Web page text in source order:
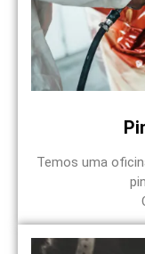
Temos uma